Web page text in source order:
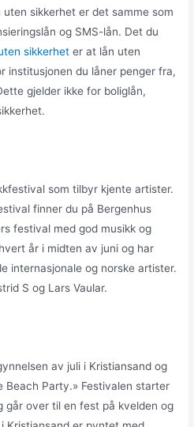
sikkerhet er det samme som
og SMS-lån. Det du
sikkerheter at lån uten
institusjonen du låner penger fra,
gjelder ikke for boliglån,
som tilbyr kjente artister.
finner du på Bergenhus
festival med god musikk og
år i midten av juni og har
internasjonale og norske artister.
S og Lars Vaular.
av juli i Kristiansand og
Beach Party.» Festivalen starter
går over til en fest på kvelden og